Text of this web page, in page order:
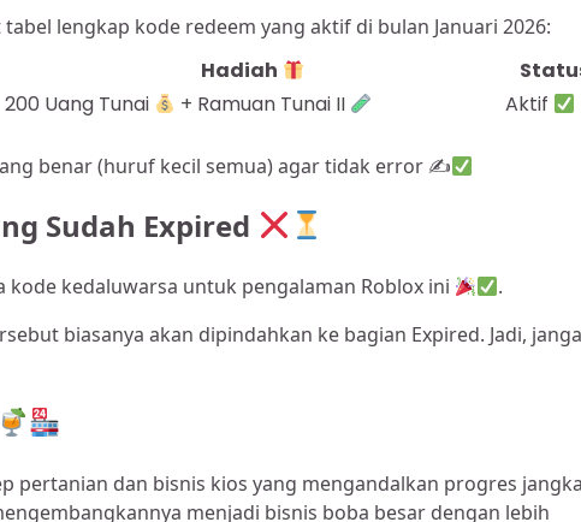
lengkap kode redeem yang aktif di bulan Januari 2026:
Hadiah
200 Uang Tunai + Ramuan Tunai II Aktif
benar (huruf kecil semua) agar tidak error ✍
Sudah Expired
kedaluwarsa untuk pengalaman Roblox ini
.
biasanya akan dipindahkan ke bagian Expired. Jadi,
pertanian dan bisnis kios yang mengandalkan progres
menjadi bisnis boba besar dengan lebih